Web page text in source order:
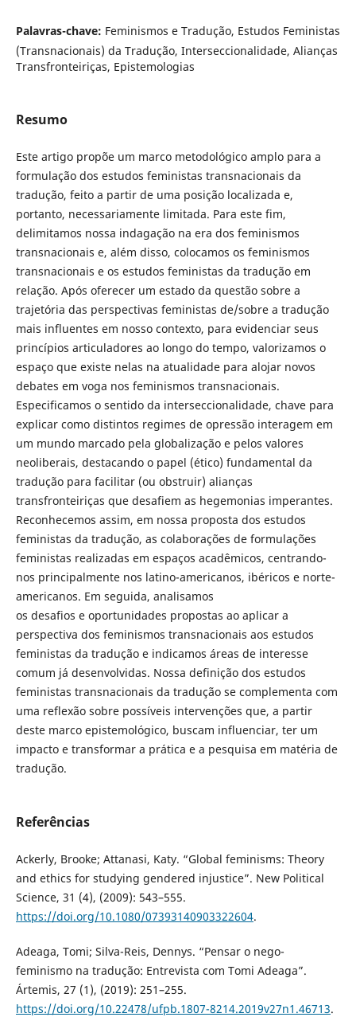
Palavras-chave: Feminismos e Tradução, Estudos Feministas
(Transnacionais) da Tradução, Interseccionalidade, Alianças
Transfronteiriças, Epistemologias
Resumo
Este artigo propõe um marco metodológico amplo para a
formulação dos estudos feministas transnacionais da
tradução, feito a partir de uma posição localizada e,
portanto, necessariamente limitada. Para este fim,
delimitamos nossa indagação na era dos feminismos
transnacionais e, além disso, colocamos os feminismos
transnacionais e os estudos feministas da tradução em
relação. Após oferecer um estado da questão sobre a
trajetória das perspectivas feministas de/sobre a tradução
mais influentes em nosso contexto, para evidenciar seus
princípios articuladores ao longo do tempo, valorizamos o
espaço que existe nelas na atualidade para alojar novos
debates em voga nos feminismos transnacionais.
Especificamos o sentido da interseccionalidade, chave para
explicar como distintos regimes de opressão interagem em
um mundo marcado pela globalização e pelos valores
neoliberais, destacando o papel (ético) fundamental da
tradução para facilitar (ou obstruir) alianças
transfronteiriças que desafiem as hegemonias imperantes.
Reconhecemos assim, em nossa proposta dos estudos
feministas da tradução, as colaborações de formulações
feministas realizadas em espaços acadêmicos, centrando-
nos principalmente nos latino-americanos, ibéricos e norte-
americanos. Em seguida, analisamos
os desafios e oportunidades propostas ao aplicar a
perspectiva dos feminismos transnacionais aos estudos
feministas da tradução e indicamos áreas de interesse
comum já desenvolvidas. Nossa definição dos estudos
feministas transnacionais da tradução se complementa com
uma reflexão sobre possíveis intervenções que, a partir
deste marco epistemológico, buscam influenciar, ter um
impacto e transformar a prática e a pesquisa em matéria de
tradução.
Referências
Ackerly, Brooke; Attanasi, Katy. “Global feminisms: Theory
and ethics for studying gendered injustice”. New Political
Science, 31 (4), (2009): 543–555.
https://doi.org/10.1080/07393140903322604.
Adeaga, Tomi; Silva-Reis, Dennys. “Pensar o nego-
feminismo na tradução: Entrevista com Tomi Adeaga”.
Ártemis, 27 (1), (2019): 251–255.
https://doi.org/10.22478/ufpb.1807-8214.2019v27n1.46713.